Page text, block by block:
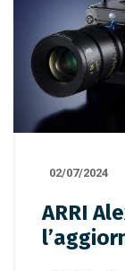
02/07/2024
ARRI